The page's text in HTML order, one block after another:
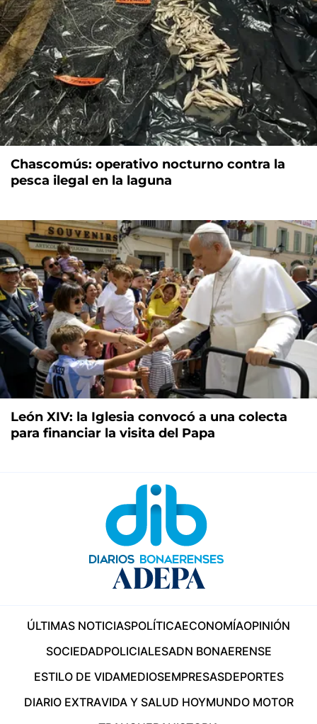
Chascomús: operativo nocturno contra la
pesca ilegal en la laguna
León XIV: la Iglesia convocó a una colecta
para financiar la visita del Papa
ÚLTIMAS NOTICIASPOLÍTICAECONOMÍAOPINIÓN
SOCIEDADPOLICIALESADN BONAERENSE
ESTILO DE VIDAMEDIOSEMPRESASDEPORTES
DIARIO EXTRAVIDA Y SALUD HOYMUNDO MOTOR